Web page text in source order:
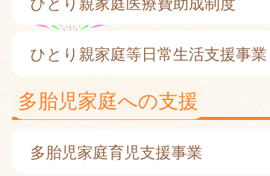
ひとり親家庭等日常生活支援事業
多胎児家庭への支援
多胎児家庭育児支援事業